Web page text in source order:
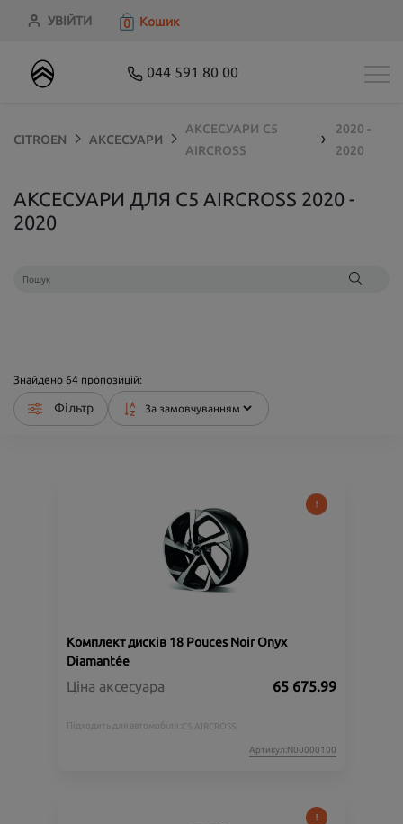
УВІЙТИ 0 Кошик
044 591 80 00
CITROEN АКСЕСУАРИ
АКСЕСУАРИ C5
AIRCROSS
❯
2020 -
2020
АКСЕСУАРИ ДЛЯ C5 AIRCROSS 2020 -
2020
Знайдено 64 пропозицій:
Фільтр
Комплект дисків 18 Pouces Noir Onyx
Diamantée
Ціна аксесуара 65 675.99
Підходить для автомобіля : C5 AIRCROSS;
Артикул:N00000100